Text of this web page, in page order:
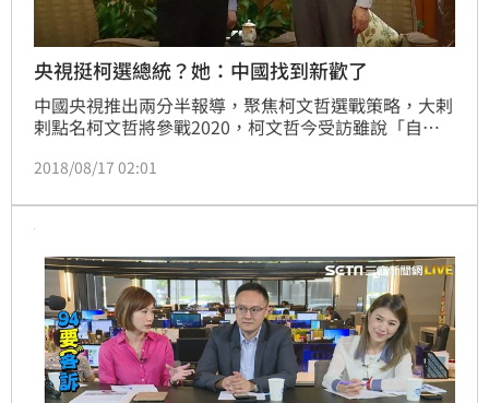
央視挺柯選總統？她：中國找到新歡了
中國央視推出兩分半報導，聚焦柯文哲選戰策略，大剌
剌點名柯文哲將參戰2020，柯文哲今受訪雖說「自己
證明了一件事：「柯文哲是中共新歡，國民黨是被丟棄
2018/08/17 02:01